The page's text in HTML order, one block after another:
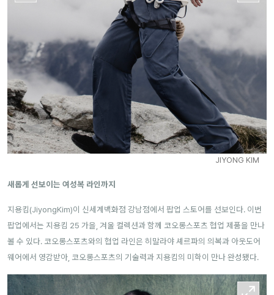
JIYONG KIM
새롭게 선보이는 여성복 라인까지
지용킴(JiyongKim)이 신세계백화점 강남점에서 팝업 스토어를 선보인다. 이번
팝업에서는 지용킴 25 가을, 겨울 컬렉션과 함께 코오롱스포츠 협업 제품을 만나
볼 수 있다. 코오롱스포츠와의 협업 라인은 히말라야 셰르파의 의복과 아웃도어
웨어에서 영감받아, 코오롱스포츠의 기술력과 지용킴의 미학이 만나 완성됐다.